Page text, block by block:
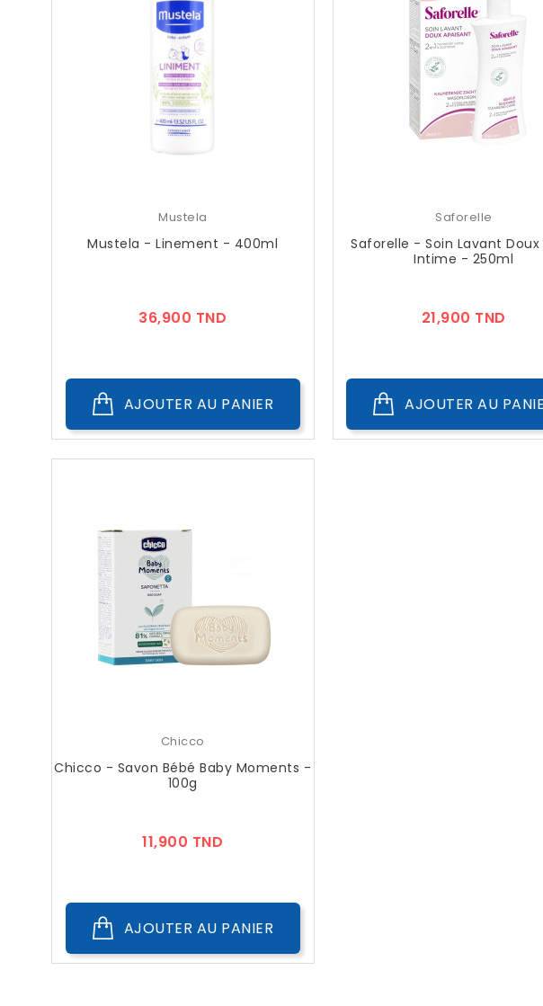
Mustela
Mustela - Linement - 400ml
36,900 TND
AJOUTER AU PANIER
Saforelle
Saforelle - Soin Lavant Doux
Intime - 250ml
21,900 TND
AJOUTER AU
Chicco
Chicco - Savon Bébé Baby Moments -
100g
11,900 TND
AJOUTER AU PANIER